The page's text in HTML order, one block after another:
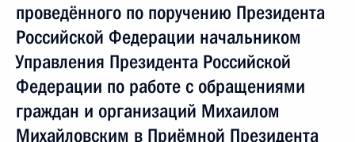
проведённого по поручению Президента
Российской Федерации начальником
Управления Президента Российской
Федерации по работе с обращениями
граждан и организаций Михаилом
Михайловским в Приёмной Президента